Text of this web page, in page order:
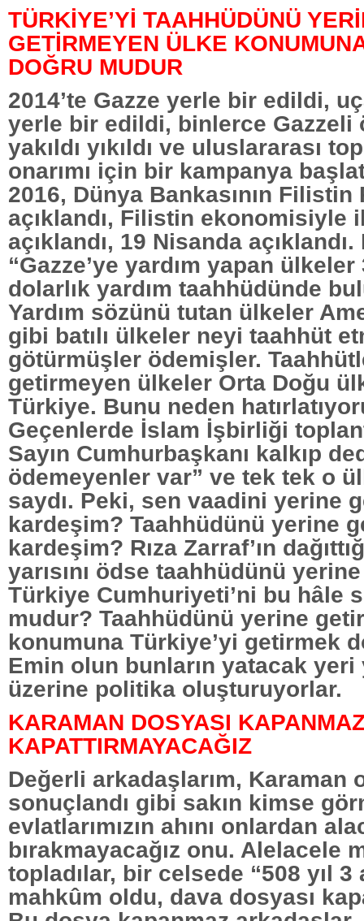
TÜRKİYE’Yİ TAAHHÜDÜNÜ
GETİRMEYEN ÜLKE
DOĞRU MUDUR
2014’te Gazze yerle bir edildi,
yerle bir edildi, binlerce Gazzeli
yakıldı yıkıldı ve uluslararası
onarımı için bir kampanya
2016, Dünya Bankasının Filistin
açıklandı, Filistin ekonomisiyle
açıklandı, 19 Nisanda
“Gazze’ye yardım yapan
dolarlık yardım taahhüdünde
Yardım sözünü tutan ülkeler
gibi batılı ülkeler neyi taahhüt
götürmüşler ödemişler.
getirmeyen ülkeler Orta Doğu
Türkiye. Bunu neden
Geçenlerde İslam İşbirliği
Sayın Cumhurbaşkanı kalkıp
ödemeyenler var” ve tek tek o
saydı. Peki, sen vaadini yerine
kardeşim? Taahhüdünü yerine
kardeşim? Rıza Zarraf’ın
yarısını ödse taahhüdünü
Türkiye Cumhuriyeti’ni bu hâle
mudur? Taahhüdünü yerine
konumuna Türkiye’yi getirmek
Emin olun bunların yatacak yeri
üzerine politika oluşturuyorlar.
KARAMAN DOSYASI
KAPATTIRMAYACAĞIZ
Değerli arkadaşlarım, Karaman
sonuçlandı gibi sakın kimse
evlatlarımızın ahını onlardan
bırakmayacağız onu. Alelacele
topladılar, bir celsede “508 yıl 3
mahkûm oldu, dava dosyası